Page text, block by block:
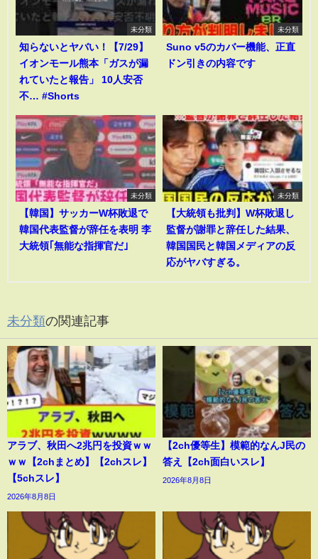
未分類
知らないとヤバい！【7/29】
イオンモール熊本「ガスが漏
れていたと報告」 10人安否
不… #Shorts
未分類
Suno v5のカバー機能、正直
ドン引きの内容です
未分類
【韓国】サッカーW杯敗退で
韓国代表監督が辞任を表明 李
大統領｢無能な指揮官だ｣
未分類
【大統領も批判】W杯敗退し
監督が謝罪と辞任した結果、
韓国国民と韓国メディアの反
応がヤバすぎる。
未分類の関連記事
アラブ、秋田へ2兆円を投資ｗｗ
ｗｗ【2chまとめ】【2chスレ】
【5chスレ】
2026年8月8日
【2ch優等生】模範的なんJ民の
答え【2ch面白いスレ】
2026年8月8日